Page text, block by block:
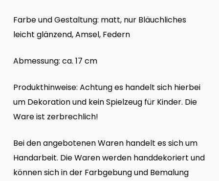
Farbe und Gestaltung: matt, nur Bläuchliches
leicht glänzend, Amsel, Federn
Abmessung: ca. 17 cm
Produkthinweise: Achtung es handelt sich hierbei
um Dekoration und kein Spielzeug für Kinder. Die
Ware ist zerbrechlich!
Bei den angebotenen Waren handelt es sich um
Handarbeit. Die Waren werden handdekoriert und
können sich in der Farbgebung und Bemalung